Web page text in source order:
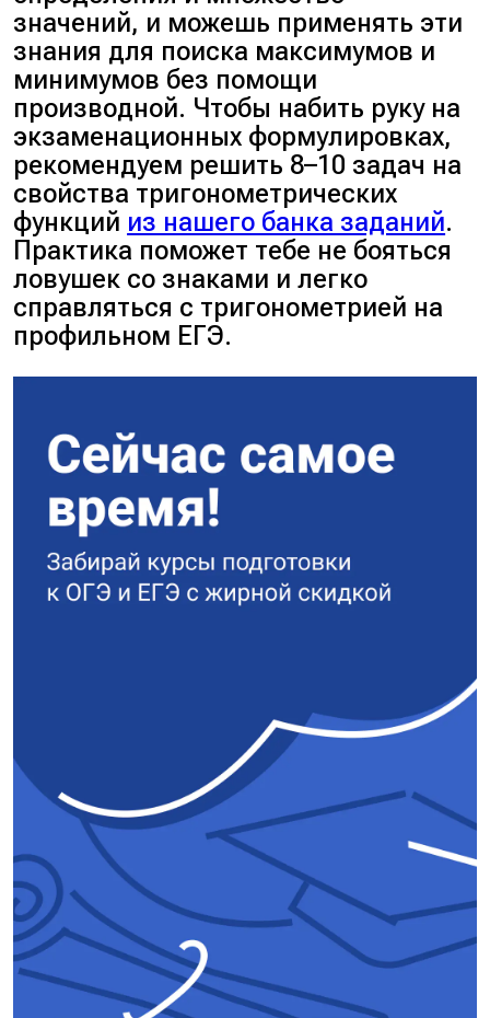
значений функции $y = -3\sin x +
4$.
Ответ:$D(y) = \mathbb{R}, \, E(y)
= [1; 7]$.
значений, и можешь применять эти
знания для поиска максимумов и
минимумов без помощи
производной. Чтобы набить руку на
экзаменационных формулировках,
рекомендуем решить 8–10 задач на
свойства тригонометрических
функций из нашего банка заданий.
Практика поможет тебе не бояться
ловушек со знаками и легко
справляться с тригонометрией на
профильном ЕГЭ.